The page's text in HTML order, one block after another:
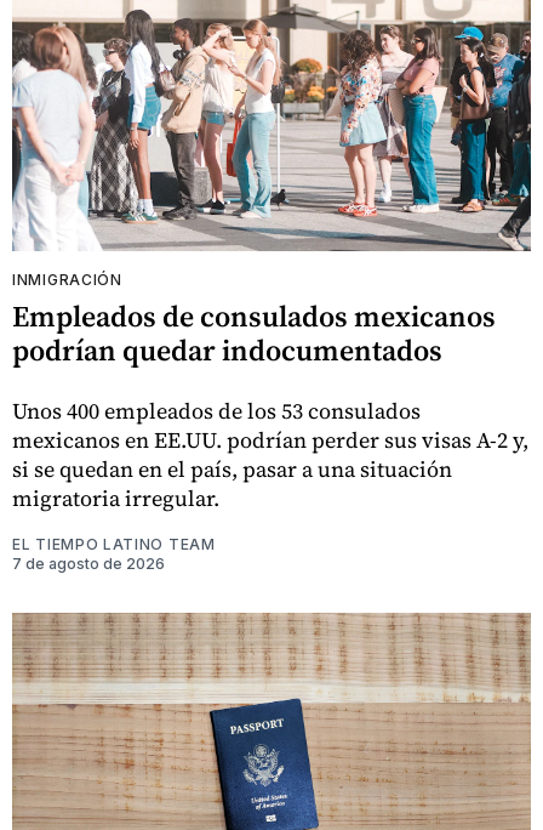
INMIGRACIÓN
Empleados de consulados mexicanos
podrían quedar indocumentados
Unos 400 empleados de los 53 consulados
mexicanos en EE.UU. podrían perder sus visas A-2 y,
si se quedan en el país, pasar a una situación
migratoria irregular.
EL TIEMPO LATINO TEAM
7 de agosto de 2026